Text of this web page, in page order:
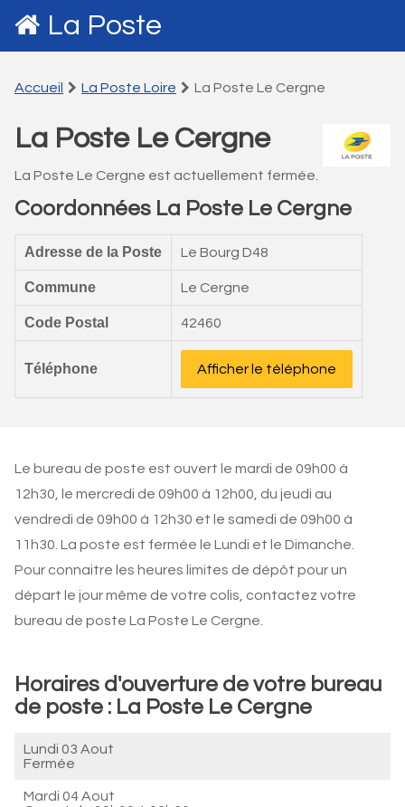
La Poste
Accueil La Poste Loire La Poste Le Cergne
La Poste Le Cergne
La Poste Le Cergne est actuellement fermée.
Coordonnées La Poste Le Cergne
Adresse de la Poste Le Bourg D48
Commune Le Cergne
Code Postal 42460
Téléphone Afficher le téléphone
Le bureau de poste est ouvert le mardi de 09h00 à
12h30, le mercredi de 09h00 à 12h00, du jeudi au
vendredi de 09h00 à 12h30 et le samedi de 09h00 à
11h30. La poste est fermée le Lundi et le Dimanche.
Pour connaitre les heures limites de dépôt pour un
départ le jour même de votre colis, contactez votre
bureau de poste La Poste Le Cergne.
Horaires d'ouverture de votre bureau
de poste : La Poste Le Cergne
Lundi 03 Aout
Fermée
Mardi 04 Aout